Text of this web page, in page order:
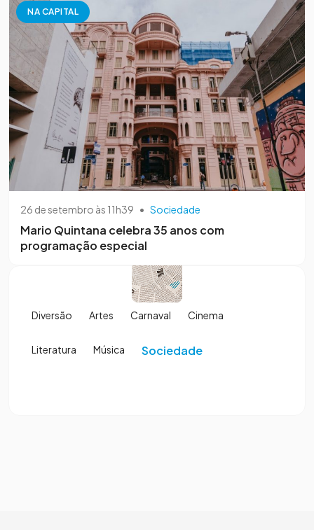
NA CAPITAL
26 de setembro às 11h39 • Sociedade
Mario Quintana celebra 35 anos com
programação especial
Diversão Artes Carnaval Cinema
Literatura Música Sociedade